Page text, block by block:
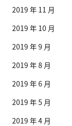
2019 年 11 月
2019 年 10 月
2019 年 9 月
2019 年 8 月
2019 年 6 月
2019 年 5 月
2019 年 4 月